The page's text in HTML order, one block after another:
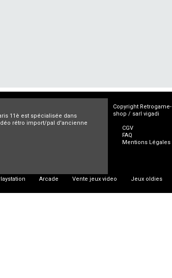
11è est spécialisée dans
rétro import/pal d'ancienne
Copyright Retrogame-
shop / sarl vigadi
CGV
FAQ
Mentions Légales
Arcade Vente jeux video Jeux oldies